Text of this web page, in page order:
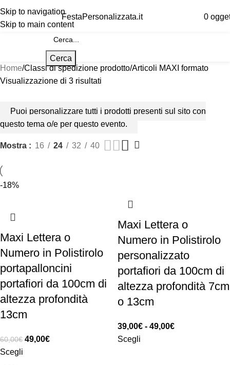
Skip to navigation
Skip to main content
FestaPersonalizzata.it 0
Cerca
Home Classi di spedizione prodotto Articoli MAXI formato
Visualizzazione di 3 risultati
Puoi personalizzare tutti i prodotti presenti sul sito con
questo tema o/e per questo evento.
Mostra 16 24 32 40
-18%
Maxi Lettera o
Numero in Polistirolo
portapalloncini
portafiori da 100cm di
altezza profondità
13cm
60,00€ 49,00€
Scegli
Maxi Lettera o
Numero in Polistirolo
personalizzato
portafiori da 100cm di
altezza profondità 7cm
o 13cm
39,00€ - 49,00€
Scegli